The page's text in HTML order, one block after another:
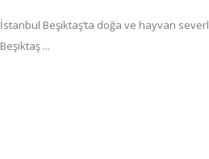
İstanbul Beşiktaş’ta doğa ve hayvan
Beşiktaş ...